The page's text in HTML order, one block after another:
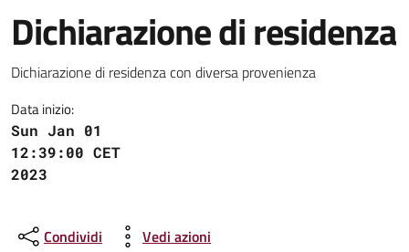
Dichiarazione di residenza
Dichiarazione di residenza con diversa provenienza
Data inizio:
Sun Jan 01
12:39:00 CET
2023
Condividi Vedi azioni